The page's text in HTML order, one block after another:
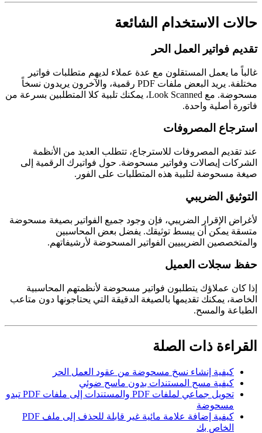
حالات الاستخدام الشائعة
تقديم فواتير العمل الحر
غالباً ما يعمل المستقلون مع عدة عملاء لديهم متطلبات فواتير
مختلفة. يريد البعض ملفات PDF رقمية، والآخرون يريدون نسخاً
مسحوضة. مع Look Scanned، يمكنك تلبية كلا المتطلبين بسرعة من
فاتورة أصلية واحدة.
استرجاع المصروفات
عند تقديم المصروفات للاسترجاع، تتطلب العديد من الأنظمة
الشركات إيصالات وفواتير مسحوضة. حول فواتيرك الرقمية إلى
صيغة مسحوضة لتلبية هذه المتطلبات على الفور.
التوثيق الضريبي
لأغراض الإقرار الضريبي، فإن وجود جميع الفواتير بصيغة مسحوضة
متسقة يمكن أن يبسط توثيقك. يفضل بعض المحاسبين
والمتخصصين الضريبيين الفواتير المسحوضة لأرشيفاتهم.
حفظ سجلات العميل
إذا كان عملاؤك يتطلبون فواتير مسحوضة لأنظمتهم المحاسبية
الخاصة، يمكنك تقديمها بالصيغة الدقيقة التي يحتاجونها دون متاعب
الطباعة والمسح.
القراءة ذات الصلة
كيفية إنشاء نسخ مسحوضة من عقود العمل الحر
كيفية مسح المستندات بدون ماسح ضوئي
تحويل جماعي لملفات PDF والمستندات إلى ملفات PDF تبدو
مسحوضة
كيفية إضافة علامة مائية غير قابلة للحذف إلى ملف PDF
الخاص بك